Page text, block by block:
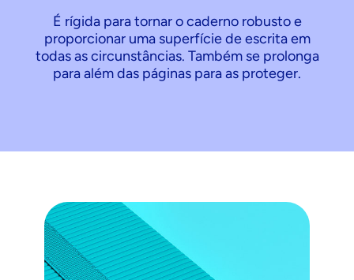
É rígida para tornar o caderno robusto e
proporcionar uma superfície de escrita em
todas as circunstâncias. Também se prolonga
para além das páginas para as proteger.